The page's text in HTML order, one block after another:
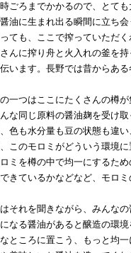
ごろまでかかるので、とて
油に生まれ出る瞬間に立ち
ても、ここで搾っていただ
んに搾り舟と火入れの釜を
います。長野では昔からある
一つはここにたくさんの樽
な同じ原料の醤油麹を受け
色も水分量も豆の状態も違
このモロミがどういう環境
ミを樽の中で均一にするた
きているかなどなど、モロミ
それを聞きながら、みんな
なる醤油があると醸造の環
ところに置こう、もっと均